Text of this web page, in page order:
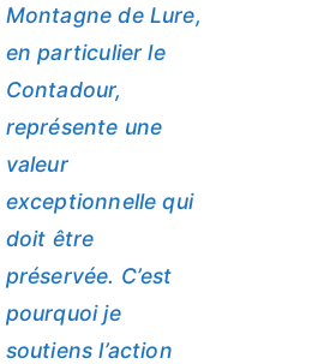
Montagne de Lure,
en particulier le
Contadour,
représente une
valeur
exceptionnelle qui
doit être
préservée. C’est
pourquoi je
soutiens l’action